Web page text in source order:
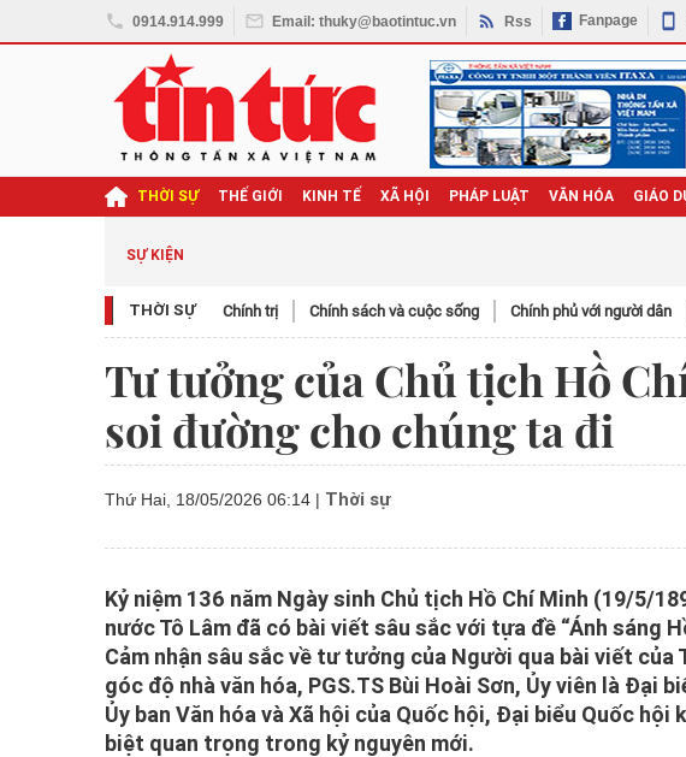
0914.914.999 Email: thuky@baotintuc.vn Rss Fanpage
THỜI SỰ THẾ GIỚI KINH TẾ XÃ HỘI PHÁP LUẬT VĂN HÓA GIÁO
SỰ KIỆN
quyết Đại hội XIV
THỜI SỰ Chính trị Chính sách và cuộc sống Chính phủ với người dân
Tư tưởng của Chủ tịch Hồ
soi đường cho chúng ta đi
Thứ Hai, 18/05/2026 06:14 | Thời sự
Kỷ niệm 136 năm Ngày sinh Chủ tịch Hồ Chí Minh (19/5/
nước Tô Lâm đã có bài viết sâu sắc với tựa đề “Ánh sáng
Cảm nhận sâu sắc về tư tưởng của Người qua bài viết của
góc độ nhà văn hóa, PGS.TS Bùi Hoài Sơn, Ủy viên là Đại
Ủy ban Văn hóa và Xã hội của Quốc hội, Đại biểu Quốc
biệt quan trọng trong kỷ nguyên mới.